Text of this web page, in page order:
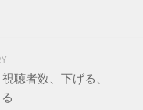
聴者数、下げる、